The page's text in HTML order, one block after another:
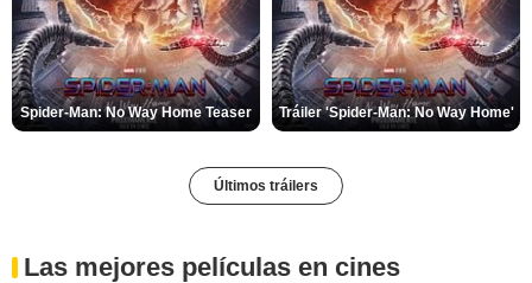
Spider-Man: No Way Home Teaser Tráiler 'Spider-Man: No Way Home'
Últimos tráilers
Las mejores películas en cines